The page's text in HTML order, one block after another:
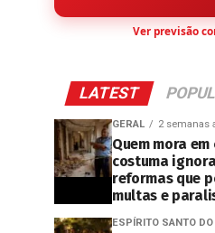
Ver previsão
LATEST
GERAL 2 semanas
Quem mora
costuma
reformas que
multas e
ESPÍRITO SANTO